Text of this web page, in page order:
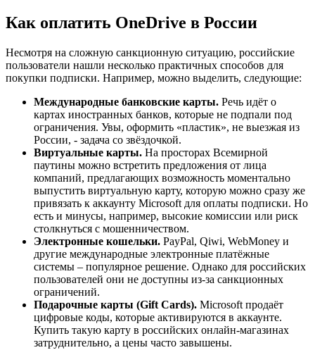
Как оплатить OneDrive в России
Несмотря на сложную санкционную ситуацию, российские
пользователи нашли несколько практичных способов для
покупки подписки. Например, можно выделить, следующие:
Международные банковские карты. Речь идёт о
картах иностранных банков, которые не подпали под
ограничения. Увы, оформить «пластик», не выезжая из
России, - задача со звёздочкой.
Виртуальные карты. На просторах Всемирной
паутины можно встретить предложения от лица
компаний, предлагающих возможность моментально
выпустить виртуальную карту, которую можно сразу же
привязать к аккаунту Microsoft для оплаты подписки. Но
есть и минусы, например, высокие комиссии или риск
столкнуться с мошенничеством.
Электронные кошельки. PayPal, Qiwi, WebMoney и
другие международные электронные платёжные
системы – популярное решение. Однако для российских
пользователей они не доступны из-за санкционных
ограничений.
Подарочные карты (Gift Cards). Microsoft продаёт
цифровые коды, которые активируются в аккаунте.
Купить такую карту в российских онлайн-магазинах
затруднительно, а цены часто завышены.